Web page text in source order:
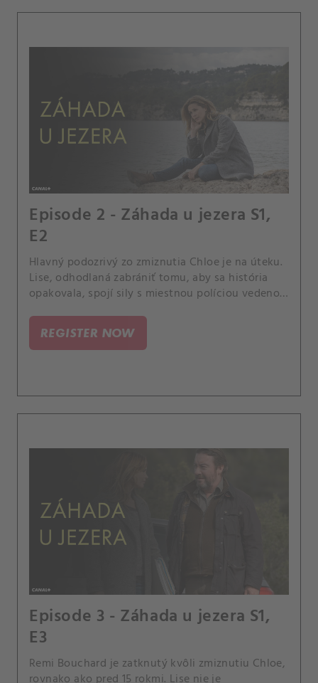
Episode 2 - Záhada u jezera S1,
E2
Hlavný podozrivý zo zmiznutia Chloe je na úteku.
Lise, odhodlaná zabrániť tomu, aby sa história
opakovala, spojí sily s miestnou políciou vedenou
REGISTER NOW
Episode 3 - Záhada u jezera S1,
E3
Remi Bouchard je zatknutý kvôli zmiznutiu Chloe,
rovnako ako pred 15 rokmi. Lise nie je